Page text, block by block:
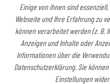
Dienstleister gehostet
Daten, die auf dieser
den Servern des Hosters
Name:1&1 Web Analytics
Land:Deutschland
Zweck:Diese Website
Webanalytics. Anbieter ist
Elgendorfer Straße 57, D –
Einige von ihnen sind
Webseite und Ihre Erfahrung zu
können verarbeitet werden (z. B.
Anzeigen und Inhalte oder
Informationen über die
Datenschutzerklärung. Sie
Einstellungen